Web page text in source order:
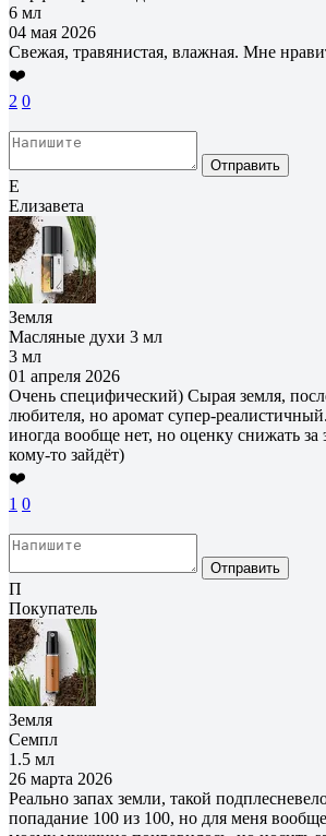
6 мл
04 мая 2026
Свежая, травянистая, влажная. Мне
❤️
2 0
Отправить
Е
Елизавета
Земля
Масляные духи 3 мл
3 мл
01 апреля 2026
Очень специфический) Сырая земля,
любителя, но аромат супер-
иногда вообще нет, но оценку снижать за
кому-то зайдёт)
❤️
1 0
Отправить
П
Покупатель
Земля
Семпл
1.5 мл
26 марта 2026
Реально запах земли, такой
попадание 100 из 100, но для меня